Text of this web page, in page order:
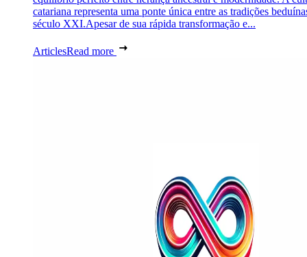
catariana representa uma ponte única entre as tradições
século XXI.Apesar de sua rápida transformação e...
ArticlesRead more